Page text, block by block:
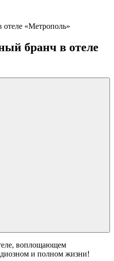
«Метрополь»
бранч в отеле
воплощающем
и полном жизни!